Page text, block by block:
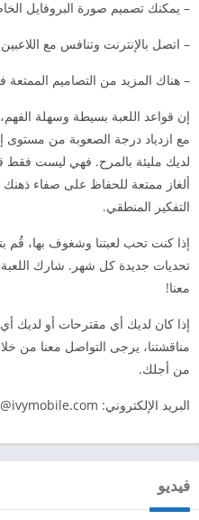
– يمكنك تصميم صورة البروفايل
– اتصل بالإنترنت وتنافس مع
– هناك المزيد من التصاميم
إن قواعد اللعبة بسيطة وسهلة
مع ازدياد درجة الصعوبة من مستوى
لديك مليئة بالمرح. فهي ليست فقط
ألغاز ممتعة للحفاظ على صفاء
التفكير المنطقي.
إذا كنت تحب لعبتنا وشغوف بها، قُم
تحديات جديدة كل شهر. شارك
معنا!
إذا كان لديك أي مقترحات أو لديك
مناقشتنا، يرجى التواصل معنا من
من أجلك.
البريد الإلكتروني:
فيديو